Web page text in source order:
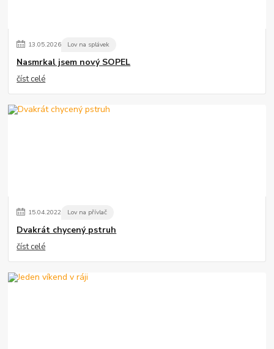
13.05.2026 Lov na splávek
Nasmrkal jsem nový SOPEL
číst celé
15.04.2022 Lov na přívlač
Dvakrát chycený pstruh
číst celé